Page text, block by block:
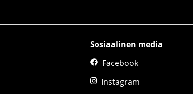
Sosiaalinen media
Facebook
Instagram